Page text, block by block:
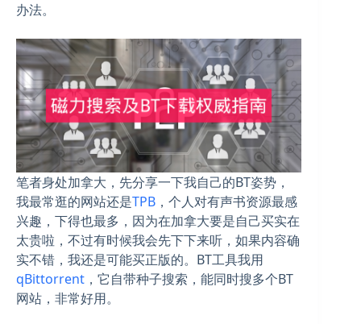
办法。
笔者身处加拿大，先分享一下我自己的BT姿势，
我最常逛的网站还是TPB ，个人对有声书资源最感
兴趣，下得也最多，因为在加拿大要是自己买实在
太贵啦，不过有时候我会先下下来听，如果内容确
实不错，我还是可能买正版的。BT工具我用
qBittorrent ，它自带种子搜索，能同时搜多个BT
网站，非常好用。